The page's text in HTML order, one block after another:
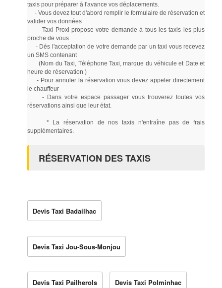
taxis pour préparer à l'avance vos déplacements.
- Vous devez tout d'abord remplir le formulaire de réservation et
valider vos données
- Taxi Proxi propose votre demande à tous les taxis les plus
proche de vous
- Dés l'acceptation de votre demande par un taxi vous recevez
un SMS contenant
(Nom du Taxi, Téléphone Taxi, marque du véhicule et Date et
heure de réservation )
- Pour annuler la réservation vous devez appeler directement
le chauffeur
- Dans votre espace passager vous trouverez toutes vos
réservations ainsi que leur état.
* La réservation de nos taxis n'entraîne pas de frais
supplémentaires.
RÉSERVATION DES TAXIS
Devis Taxi Badailhac
Devis Taxi Jou-Sous-Monjou
Devis Taxi Pailherols Devis Taxi Polminhac